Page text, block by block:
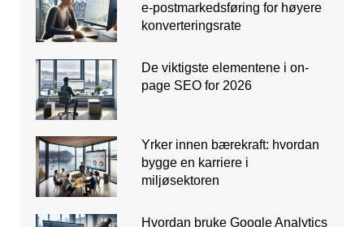
e‑postmarkedsføring for høyere
konverteringsrate
De viktigste elementene i on-
page SEO for 2026
Yrker innen bærekraft: hvordan
bygge en karriere i
miljøsektoren
Hvordan bruke Google Analytics